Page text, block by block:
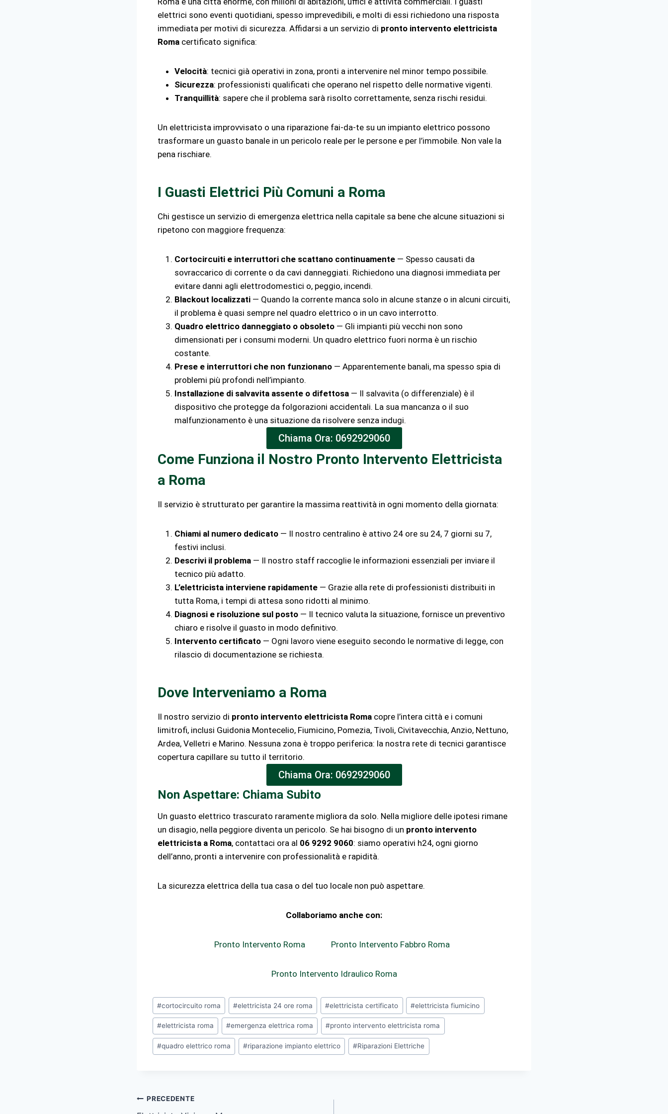
elettrici sono eventi quotidiani, spesso imprevedibili, e molti di essi richiedono una risposta
immediata per motivi di sicurezza. Affidarsi a un servizio di pronto intervento elettricista
Roma certificato significa:
Velocità: tecnici già operativi in zona, pronti a intervenire nel minor tempo possibile.
Sicurezza: professionisti qualificati che operano nel rispetto delle normative vigenti.
Tranquillità: sapere che il problema sarà risolto correttamente, senza rischi residui.
Un elettricista improvvisato o una riparazione fai-da-te su un impianto elettrico possono
trasformare un guasto banale in un pericolo reale per le persone e per l’immobile. Non vale la
pena rischiare.
I Guasti Elettrici Più Comuni a Roma
Chi gestisce un servizio di emergenza elettrica nella capitale sa bene che alcune situazioni si
ripetono con maggiore frequenza:
Cortocircuiti e interruttori che scattano continuamente — Spesso causati da
sovraccarico di corrente o da cavi danneggiati. Richiedono una diagnosi immediata per
evitare danni agli elettrodomestici o, peggio, incendi.
Blackout localizzati — Quando la corrente manca solo in alcune stanze o in alcuni circuiti,
il problema è quasi sempre nel quadro elettrico o in un cavo interrotto.
Quadro elettrico danneggiato o obsoleto — Gli impianti più vecchi non sono
dimensionati per i consumi moderni. Un quadro elettrico fuori norma è un rischio
costante.
Prese e interruttori che non funzionano — Apparentemente banali, ma spesso spia di
problemi più profondi nell’impianto.
Installazione di salvavita assente o difettosa — Il salvavita (o differenziale) è il
dispositivo che protegge da folgorazioni accidentali. La sua mancanza o il suo
malfunzionamento è una situazione da risolvere senza indugi.
Chiama Ora: 0692929060
Come Funziona il Nostro Pronto Intervento Elettricista
a Roma
Il servizio è strutturato per garantire la massima reattività in ogni momento della giornata:
Chiami al numero dedicato — Il nostro centralino è attivo 24 ore su 24, 7 giorni su 7,
festivi inclusi.
Descrivi il problema — Il nostro staff raccoglie le informazioni essenziali per inviare il
tecnico più adatto.
L’elettricista interviene rapidamente — Grazie alla rete di professionisti distribuiti in
tutta Roma, i tempi di attesa sono ridotti al minimo.
Diagnosi e risoluzione sul posto — Il tecnico valuta la situazione, fornisce un preventivo
chiaro e risolve il guasto in modo definitivo.
Intervento certificato — Ogni lavoro viene eseguito secondo le normative di legge, con
rilascio di documentazione se richiesta.
Dove Interveniamo a Roma
Il nostro servizio di pronto intervento elettricista Roma copre l’intera città e i comuni
limitrofi, inclusi Guidonia Montecelio, Fiumicino, Pomezia, Tivoli, Civitavecchia, Anzio, Nettuno,
Ardea, Velletri e Marino. Nessuna zona è troppo periferica: la nostra rete di tecnici garantisce
copertura capillare su tutto il territorio.
Chiama Ora: 0692929060
Non Aspettare: Chiama Subito
Un guasto elettrico trascurato raramente migliora da solo. Nella migliore delle ipotesi rimane
un disagio, nella peggiore diventa un pericolo. Se hai bisogno di un pronto intervento
elettricista a Roma, contattaci ora al 06 9292 9060: siamo operativi h24, ogni giorno
dell’anno, pronti a intervenire con professionalità e rapidità.
La sicurezza elettrica della tua casa o del tuo locale non può aspettare.
Collaboriamo anche con:
Pronto Intervento Roma Pronto Intervento Fabbro Roma
Pronto Intervento Idraulico Roma
#cortocircuito roma #elettricista 24 ore roma #elettricista certificato #elettricista fiumicino
#elettricista roma #emergenza elettrica roma #pronto intervento elettricista roma
#quadro elettrico roma #riparazione impianto elettrico #Riparazioni Elettriche
PRECEDENTE